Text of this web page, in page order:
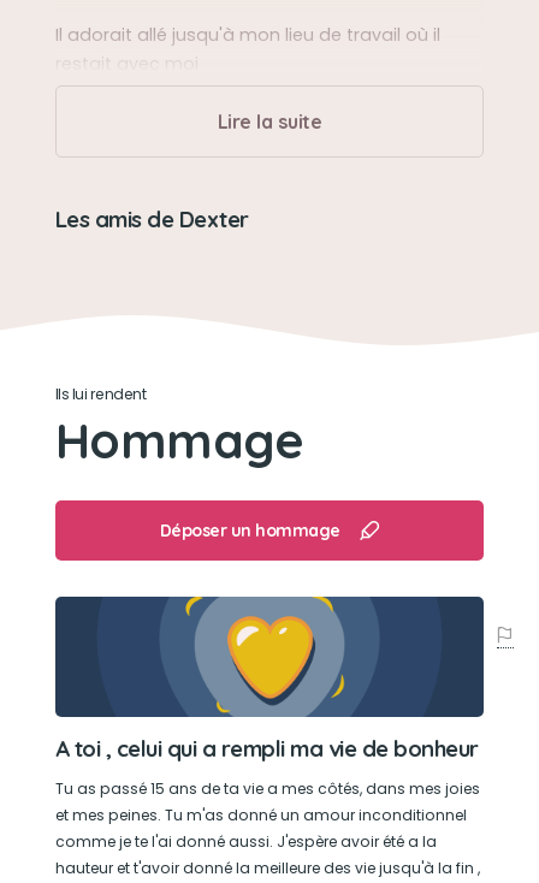
Il adorait allé jusqu'à mon lieu de travail où il
restait avec moi
Sa bêtise préférée
Une balle en tissu
Jouer avec ses peluches
Lire la suite
Les amis de Dexter
Ils lui rendent
Hommage
Déposer un hommage
A toi , celui qui a rempli ma vie de bonheur
Tu as passé 15 ans de ta vie a mes côtés, dans mes joies
et mes peines. Tu m'as donné un amour inconditionnel
comme je te l'ai donné aussi. J'espère avoir été a la
hauteur et t'avoir donné la meilleure des vie jusqu'à la fin ,